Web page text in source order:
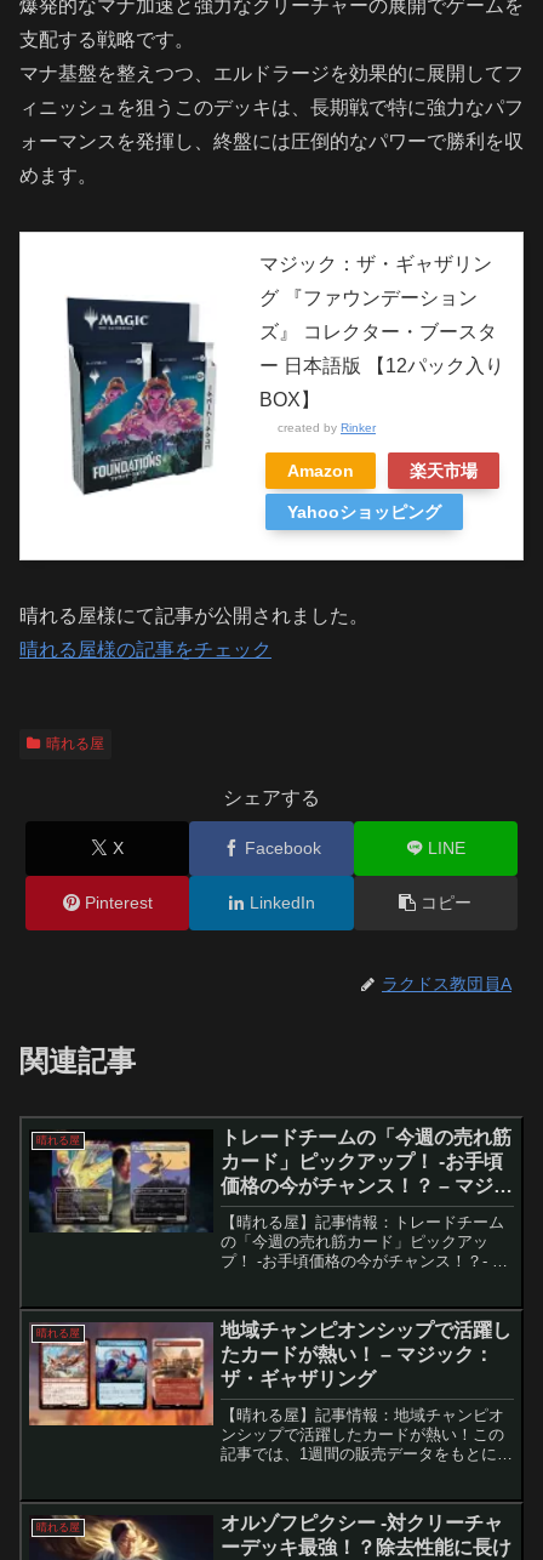
爆発的なマナ加速と強力なクリーチャーの展開でゲームを
支配する戦略です。
マナ基盤を整えつつ、エルドラージを効果的に展開してフ
ィニッシュを狙うこのデッキは、長期戦で特に強力なパフ
ォーマンスを発揮し、終盤には圧倒的なパワーで勝利を収
めます。
マジック：ザ・ギャザリン
グ 『ファウンデーション
ズ』 コレクター・ブースタ
ー 日本語版 【12パック入り
BOX】
created by Rinker
Amazon 楽天市場
Yahooショッピング
晴れる屋様にて記事が公開されました。
晴れる屋様の記事をチェック
晴れる屋
シェアする
X Facebook LINE
Pinterest LinkedIn コピー
ラクドス教団員A
関連記事
晴れる屋
トレードチームの「今週の売れ筋
カード」ピックアップ！ -お手頃
価格の今がチャンス！？ – マジッ
ク：ザ・ギャザリング
【晴れる屋】記事情報：トレードチーム
の「今週の売れ筋カード」ピックアッ
プ！ -お手頃価格の今がチャンス！？- ト
今週は「価格が落ち着いた今が狙い目」
とされるカードが中...
晴れる屋
地域チャンピオンシップで活躍し
たカードが熱い！ – マジック：
ザ・ギャザリング
【晴れる屋】記事情報：地域チャンピオ
ンシップで活躍したカードが熱い！この
記事では、1週間の販売データをもとに、
直近の大会で活躍したカードが特に人気
を集めました。要点ま...
晴れる屋
オルゾフピクシー -対クリーチャ
ーデッキ最強！？除去性能に長け